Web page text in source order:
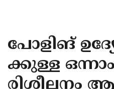
KANNUR
KASARAGOD
പോളിങ്
ക്കുള്ള
രിശീലനം